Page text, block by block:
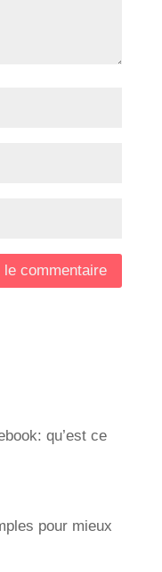
qu’est ce
pour mieux